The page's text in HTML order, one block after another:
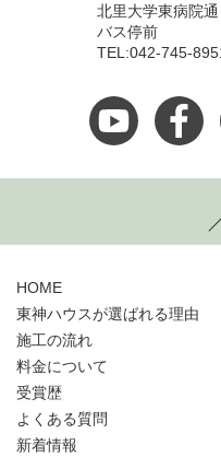
北里大学東病院通
バス停前
TEL:042-745-
HOME
東神ハウスが選ばれる理由
施工の流れ
料金について
受賞歴
よくある質問
新着情報